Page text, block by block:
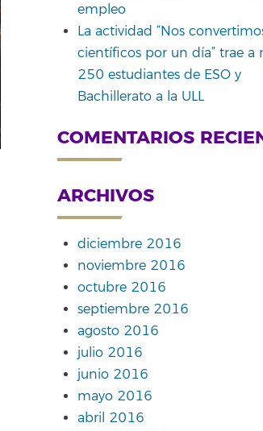
empleo
La actividad “Nos
científicos por un día” trae a
250 estudiantes de ESO y
Bachillerato a la ULL
COMENTARIOS
ARCHIVOS
diciembre 2016
noviembre 2016
octubre 2016
septiembre 2016
agosto 2016
julio 2016
junio 2016
mayo 2016
abril 2016